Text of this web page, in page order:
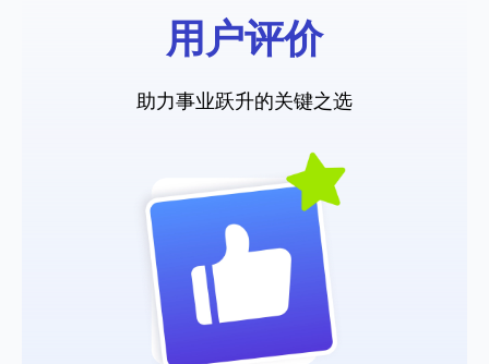
用户评价
助力事业跃升的关键之选
简单高效的用户界面，丰富的教程指引，
我花了很长时间寻找一家价格合理的住宅
代理提供商。经过对比我选用了